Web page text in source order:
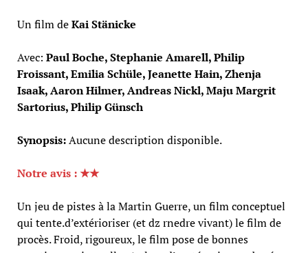
Un film deKai Stänicke
Avec: Paul Boche, Stephanie Amarell, Philip
Froissant, Emilia Schüle, Jeanette Hain, Zhenja
Isaak, Aaron Hilmer, Andreas Nickl, Maju Margrit
Sartorius, Philip Günsch
Synopsis:Aucune description disponible.
Notre avis : ★★
Un jeu de pistes à la Martin Guerre, un film conceptuel
qui tente.d’extérioriser (et dz rnedre vivant) le film de
procès. Froid, rigoureux, le film pose de bonnes